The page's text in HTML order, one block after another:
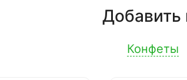
Добавить
Конфеты